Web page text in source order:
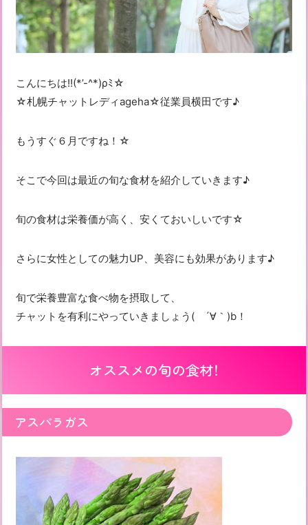
こんにちは!!(*’-^*)ρﾐ☆
☆札幌チャットレディageha☆従業員横田です♪
もうすぐ６月ですね！☆
そこで今回は最近の旬な食材を紹介していきます♪
旬の食材は栄養価が高く、安くておいしいです☆
さらに女性としての魅力UP、美容にも効果があります♪
旬で栄養豊富な食べ物を摂取して、
チャットを有利にやっていきましょう( ´∀｀)b！
オススメの旬の食材！
アスパラガス